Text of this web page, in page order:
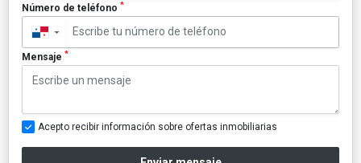
Número de teléfono *
▼
Mensaje *
Acepto recibir información sobre ofertas inmobiliarias